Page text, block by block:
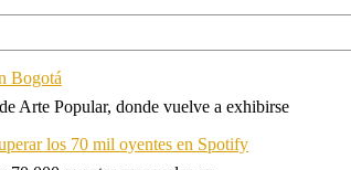
Bogotá
Arte Popular, donde vuelve a exhibirse
los 70 mil oyentes en Spotify